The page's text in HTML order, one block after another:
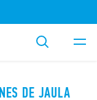
DE JAULA